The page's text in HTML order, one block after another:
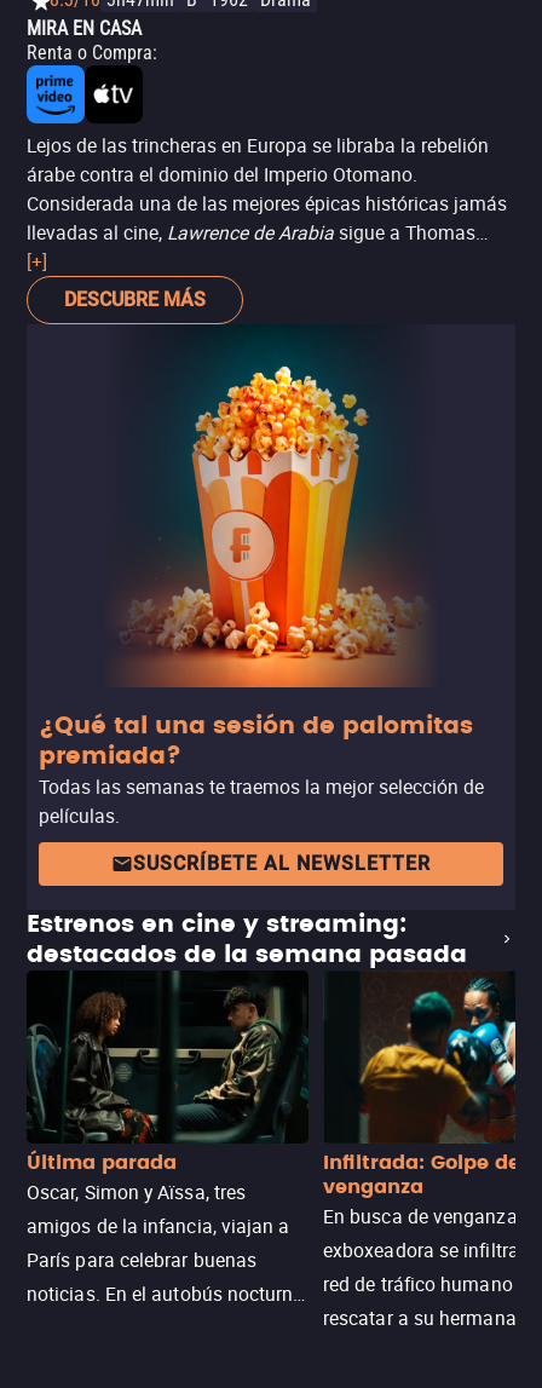
MIRA EN CASA
Renta o Compra:
Lejos de las trincheras en Europa se libraba la rebelión
árabe contra el dominio del Imperio Otomano.
Considerada una de las mejores épicas históricas jamás
llevadas al cine, Lawrence de Arabiasigue a Thomas
Edward Lawrence (Peter O'Toole), enlace británico con la
alianza árabe, para encausar la guerra hacia los
intereses de su país. Sin embargo, conforme forma
cuestionar su propósito en la guerra.
[+]
DESCUBRE MÁS
¿Qué tal una sesión de palomitas
premiada?
Todas las semanas te traemos la mejor selección de
películas.
SUSCRÍBETE AL NEWSLETTER
Estrenos en cine y streaming:
destacados de la semana pasada
Última parada
Oscar, Simon y Aïssa, tres
amigos de la infancia, viajan a
París para celebrar buenas
noticias. En el autobús nocturno
Infiltrada: Golpe de
venganza
En busca de venganza,
exboxeadora se infiltra
red de tráfico humano
rescatar a su hermana